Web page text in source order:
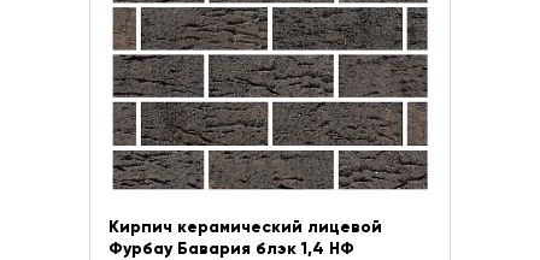
Кирпич керамический лицевой
Фурбау Бавария блэк 1,4 НФ